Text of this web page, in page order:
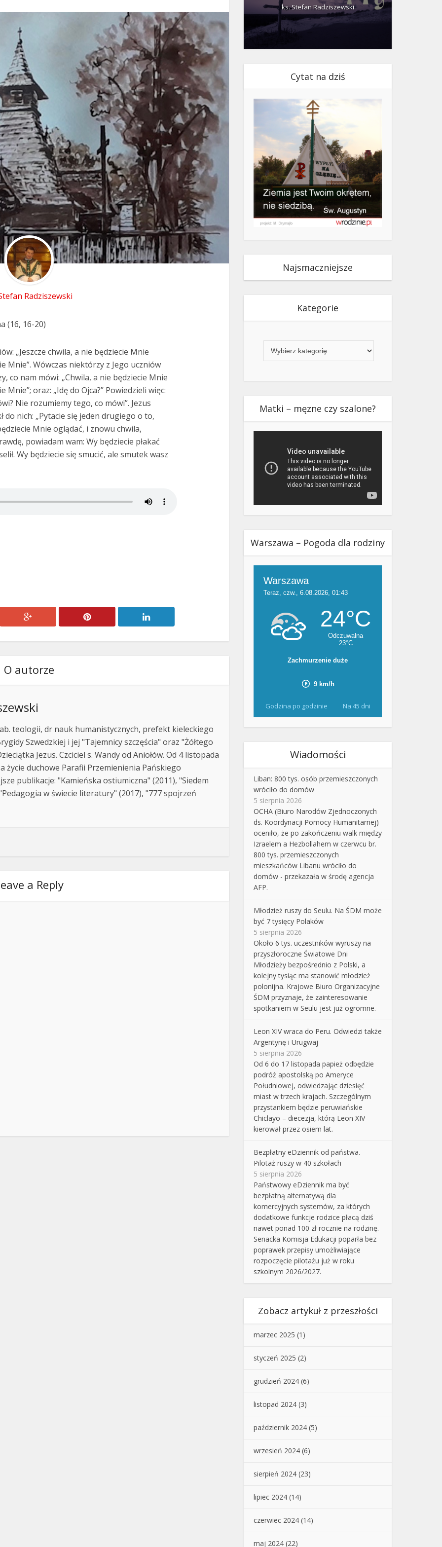
Radziszewski
(16, 16-20)
„Jeszcze chwila, a nie będziecie Mnie
Mnie”. Wówczas niektórzy z Jego uczniów
co nam mówi: „Chwila, a nie będziecie Mnie
oraz: „Idę do Ojca?” Powiedzieli więc:
Nie rozumiemy tego, co mówi”. Jezus
do nich: „Pytacie się jeden drugiego o to,
Mnie oglądać, i znowu chwila,
powiadam wam: Wy będziecie płakać
Wy będziecie się smucić, ale smutek wasz
O autorze
teologii, dr nauk humanistycznych, prefekt kieleckiego
Szwedzkiej i jej "Tajemnicy szczęścia" oraz "Żółtego
Jezus. Czciciel s. Wandy od Aniołów. Od 4 listopada
życie duchowe Parafii Przemienienia Pańskiego
publikacje: "Kamieńska ostiumiczna" (2011), "Siedem
w świecie literatury" (2017), "777 spojrzeń
a Reply
ks. Stefan Radziszewski
Cytat na dziś
Najsmaczniejsze
Kategorie
Matki – męzne czy szalone?
Warszawa – Pogoda dla rodziny
Godzina po godzinie Na 45 dni
Wiadomości
Liban: 800 tys. osób przemieszczonych
wróciło do domów
5 sierpnia 2026
OCHA (Biuro Narodów Zjednoczonych
ds. Koordynacji Pomocy Humanitarnej)
oceniło, że po zakończeniu walk między
Izraelem a Hezbollahem w czerwcu br.
800 tys. przemieszczonych
mieszkańców Libanu wróciło do
domów - przekazała w środę agencja
AFP.
Młodzież ruszy do Seulu. Na ŚDM może
być 7 tysięcy Polaków
5 sierpnia 2026
Około 6 tys. uczestników wyruszy na
przyszłoroczne Światowe Dni
Młodzieży bezpośrednio z Polski, a
kolejny tysiąc ma stanowić młodzież
polonijna. Krajowe Biuro Organizacyjne
ŚDM przyznaje, że zainteresowanie
spotkaniem w Seulu jest już ogromne.
Leon XIV wraca do Peru. Odwiedzi także
Argentynę i Urugwaj
5 sierpnia 2026
Od 6 do 17 listopada papież odbędzie
podróż apostolską po Ameryce
Południowej, odwiedzając dziesięć
miast w trzech krajach. Szczególnym
przystankiem będzie peruwiańskie
Chiclayo – diecezja, którą Leon XIV
kierował przez osiem lat.
Bezpłatny eDziennik od państwa.
Pilotaż ruszy w 40 szkołach
5 sierpnia 2026
Państwowy eDziennik ma być
bezpłatną alternatywą dla
komercyjnych systemów, za których
dodatkowe funkcje rodzice płacą dziś
nawet ponad 100 zł rocznie na rodzinę.
Senacka Komisja Edukacji poparła bez
poprawek przepisy umożliwiające
rozpoczęcie pilotażu już w roku
szkolnym 2026/2027.
Zobacz artykuł z przeszłości
marzec 2025 (1)
styczeń 2025 (2)
grudzień 2024 (6)
listopad 2024 (3)
październik 2024 (5)
wrzesień 2024 (6)
sierpień 2024 (23)
lipiec 2024 (14)
czerwiec 2024 (14)
maj 2024 (22)